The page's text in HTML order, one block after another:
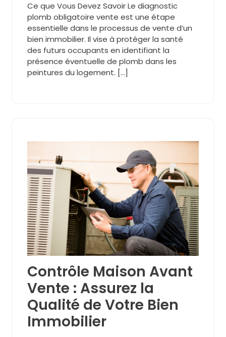
Ce que Vous Devez Savoir Le diagnostic
plomb obligatoire vente est une étape
essentielle dans le processus de vente d’un
bien immobilier. Il vise à protéger la santé
des futurs occupants en identifiant la
présence éventuelle de plomb dans les
peintures du logement. […]
Contrôle Maison Avant
Vente : Assurez la
Qualité de Votre Bien
Immobilier